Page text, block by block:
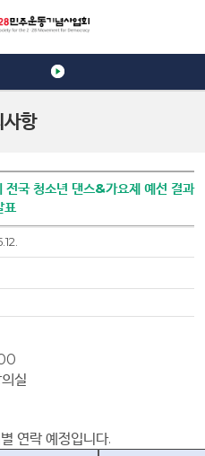
사항
국 청소년 댄스&가요제 예선 결과
표
실
연락 예정입니다.